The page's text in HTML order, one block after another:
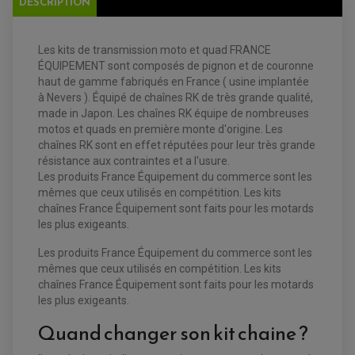
ENTRETIEN MOTO
ATELIER, PADDOCK, STAND
BOUGIE NGK
FILTRE A AIR
FILTRE A HUILE
FILTRE ET ACCESSOIRE ESSENCE
OUTILLAGE
PRODUIT D'ENTRETIEN
DISQUE DE FREIN ARRIERE
PLAQUETTE DE FREIN AVANT
EQUIPEMENT ELECTRIQUE QUAD / SSV
Les kits de transmission moto et quad FRANCE
ÉQUIPEMENT sont composés de pignon et de couronne
haut de gamme fabriqués en France ( usine implantée
à Nevers ). Équipé de chaînes RK de très grande qualité,
made in Japon. Les chaînes RK équipe de nombreuses
motos et quads en première monte d'origine. Les
chaînes RK sont en effet réputées pour leur très grande
résistance aux contraintes et a l'usure.
Les produits France Équipement du commerce sont les
mêmes que ceux utilisés en compétition. Les kits
chaînes France Équipement sont faits pour les motards
les plus exigeants.
Les produits France Équipement du commerce sont les
mêmes que ceux utilisés en compétition. Les kits
chaînes France Équipement sont faits pour les motards
les plus exigeants.
Quand changer son kit chaine ?